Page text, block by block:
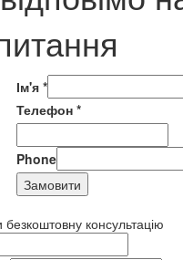
Ім'я *
Телефон *
Phone
Замовити
консультацію